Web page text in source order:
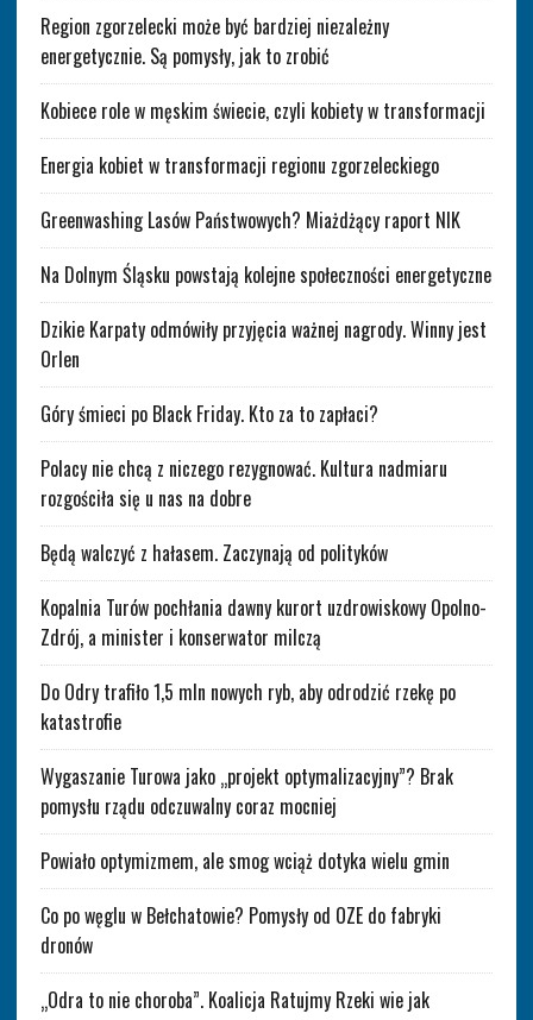
Region zgorzelecki może być bardziej niezależny
energetycznie. Są pomysły, jak to zrobić
Kobiece role w męskim świecie, czyli kobiety w transformacji
Energia kobiet w transformacji regionu zgorzeleckiego
Greenwashing Lasów Państwowych? Miażdżący raport NIK
Na Dolnym Śląsku powstają kolejne społeczności energetyczne
Dzikie Karpaty odmówiły przyjęcia ważnej nagrody. Winny jest
Orlen
Góry śmieci po Black Friday. Kto za to zapłaci?
Polacy nie chcą z niczego rezygnować. Kultura nadmiaru
rozgościła się u nas na dobre
Będą walczyć z hałasem. Zaczynają od polityków
Kopalnia Turów pochłania dawny kurort uzdrowiskowy Opolno-
Zdrój, a minister i konserwator milczą
Do Odry trafiło 1,5 mln nowych ryb, aby odrodzić rzekę po
katastrofie
Wygaszanie Turowa jako „projekt optymalizacyjny”? Brak
pomysłu rządu odczuwalny coraz mocniej
Powiało optymizmem, ale smog wciąż dotyka wielu gmin
Co po węglu w Bełchatowie? Pomysły od OZE do fabryki
dronów
„Odra to nie choroba”. Koalicja Ratujmy Rzeki wie jak